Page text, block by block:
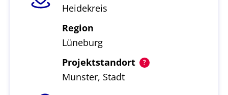
Heidekreis
Region
Lüneburg
Projektstandort
Munster, Stadt